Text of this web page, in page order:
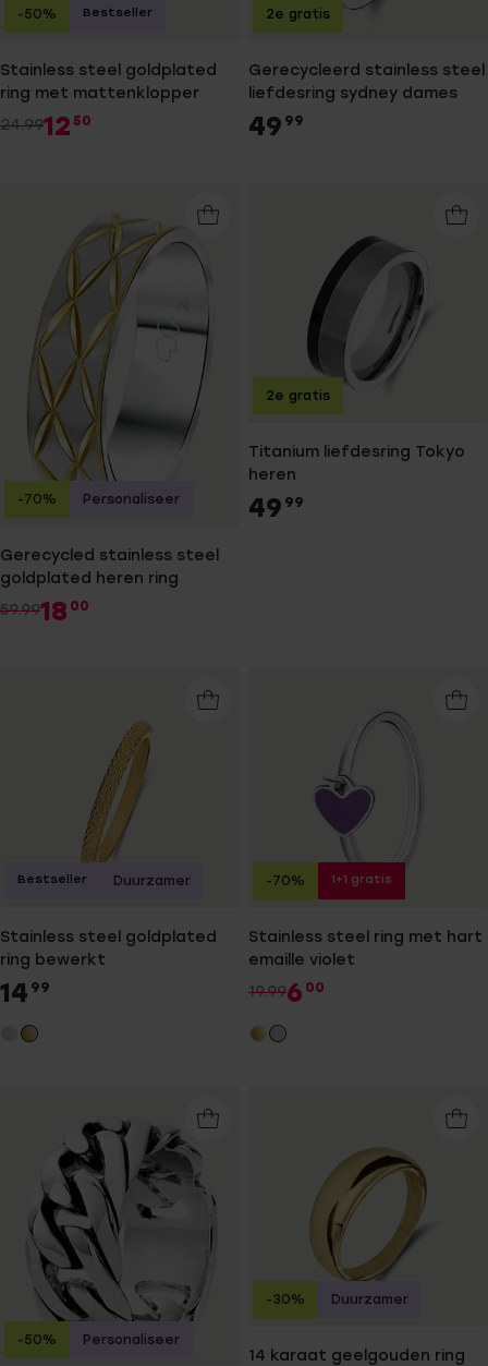
Stainless steel goldplated
ring met mattenklopper
24.9912 50
-50% Bestseller
Gerecycleerd stainless steel
liefdesring sydney dames
49 99
2e gratis
Gerecycled stainless steel
goldplated heren ring
59.9918 00
-70% Personaliseer
Titanium liefdesring Tokyo
heren
49 99
2e gratis
Stainless steel goldplated
ring bewerkt
14 99
Bestseller Duurzamer
Stainless steel ring met hart
emaille violet
19.996 00
-70% 1+1 gratis
-50% Personaliseer
14 karaat geelgouden ring
-30% Duurzamer